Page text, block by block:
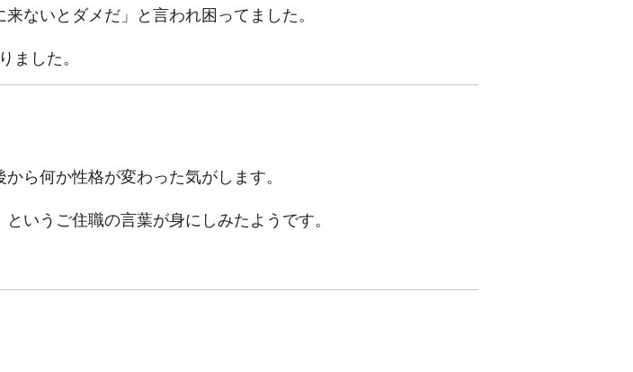
ないとダメだ」と言われ困ってました。
ました。
ら何か性格が変わった気がします。
いうご住職の言葉が身にしみたようです。